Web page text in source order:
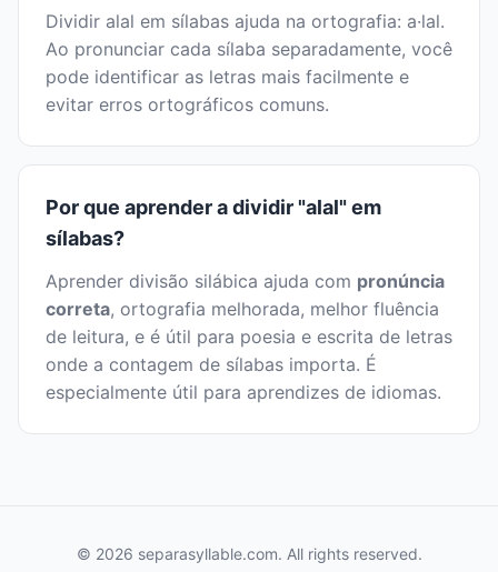
Dividir alal em sílabas ajuda na ortografia: a·lal.
Ao pronunciar cada sílaba separadamente, você
pode identificar as letras mais facilmente e
evitar erros ortográficos comuns.
Por que aprender a dividir "alal" em
sílabas?
Aprender divisão silábica ajuda com pronúncia
correta, ortografia melhorada, melhor fluência
de leitura, e é útil para poesia e escrita de letras
onde a contagem de sílabas importa. É
especialmente útil para aprendizes de idiomas.
© 2026 separasyllable.com. All rights reserved.